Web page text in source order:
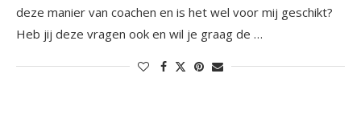
deze manier van coachen en is het wel voor mij geschikt?
Heb jij deze vragen ook en wil je graag de …